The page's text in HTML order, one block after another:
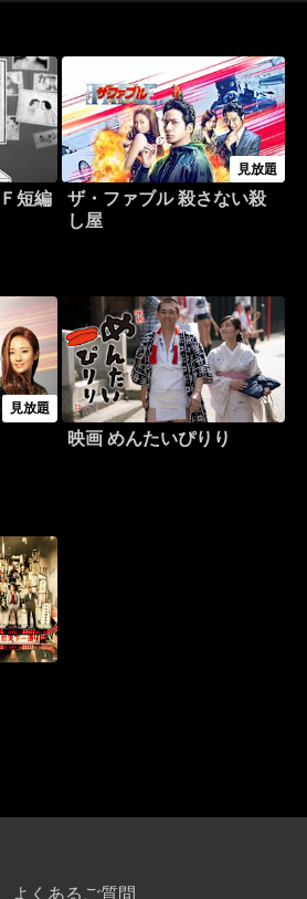
短編
見放題
ザ・ファブル 殺さない殺
し屋
見放題
映画 めんたいぴりり
よくあるご質問